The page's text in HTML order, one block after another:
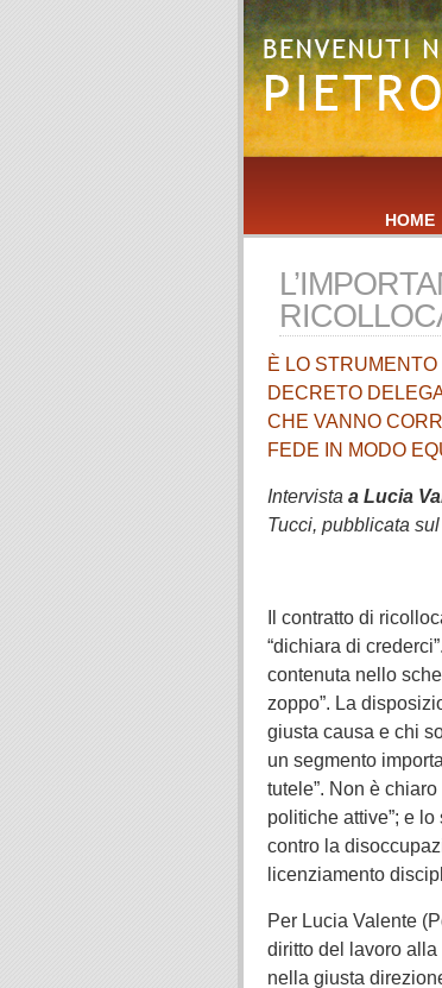
HOME
È LO
DECRETO
CHE VANNO
FEDE IN MODO
Intervista a Lucia
Tucci, pubblicata sul
Il contratto di
“dichiara di
contenuta nello
zoppo”. La
giusta causa e chi
un segmento
tutele”. Non è
politiche attive”; e
contro la
licenziamento
Per Lucia Valente
diritto del lavoro
nella giusta